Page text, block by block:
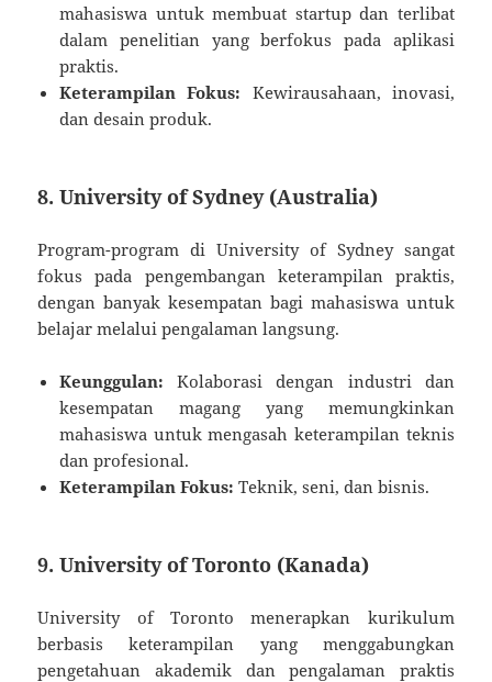
mahasiswa untuk membuat startup dan terlibat
dalam penelitian yang berfokus pada aplikasi
praktis.
Keterampilan Fokus: Kewirausahaan, inovasi,
dan desain produk.
8. University of Sydney (Australia)
Program-program di University of Sydney sangat
fokus pada pengembangan keterampilan praktis,
dengan banyak kesempatan bagi mahasiswa untuk
belajar melalui pengalaman langsung.
Keunggulan: Kolaborasi dengan industri dan
kesempatan magang yang memungkinkan
mahasiswa untuk mengasah keterampilan teknis
dan profesional.
Keterampilan Fokus: Teknik, seni, dan bisnis.
9. University of Toronto (Kanada)
University of Toronto menerapkan kurikulum
berbasis keterampilan yang menggabungkan
pengetahuan akademik dan pengalaman praktis